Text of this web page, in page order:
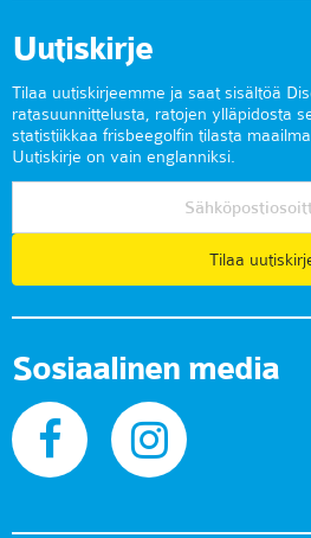
Uutiskirje
Tilaa uutiskirjeemme ja saat sisältöä
ratasuunnittelusta, ratojen ylläpidosta
statistiikkaa frisbeegolfin tilasta
Uutiskirje on vain englanniksi.
Tilaa
Sosiaalinen media